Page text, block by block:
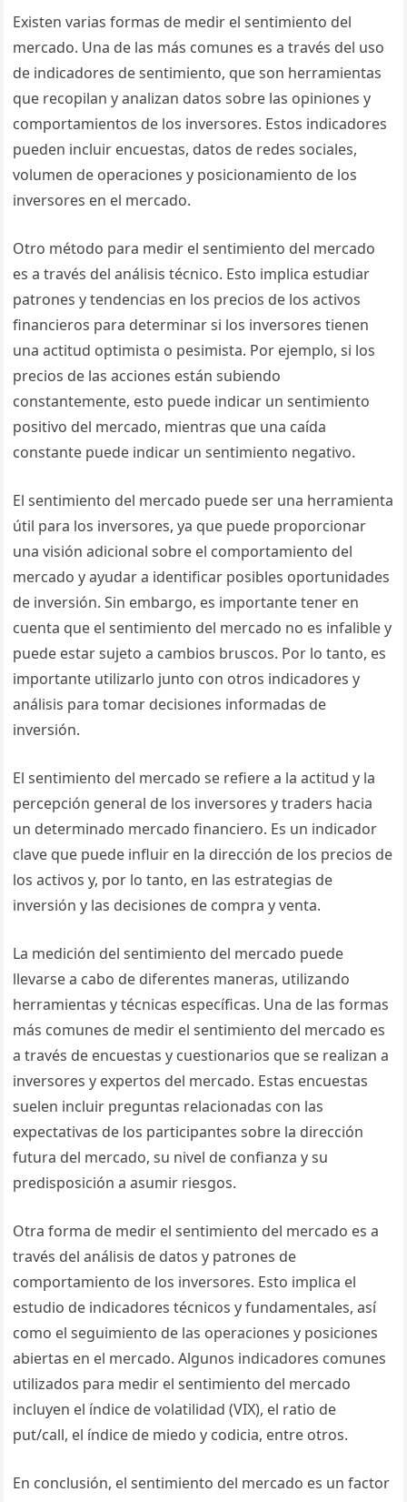
Existen varias formas de medir el sentimiento del
mercado. Una de las más comunes es a través del uso
de indicadores de sentimiento, que son herramientas
que recopilan y analizan datos sobre las opiniones y
comportamientos de los inversores. Estos indicadores
pueden incluir encuestas, datos de redes sociales,
volumen de operaciones y posicionamiento de los
inversores en el mercado.
Otro método para medir el sentimiento del mercado
es a través del análisis técnico. Esto implica estudiar
patrones y tendencias en los precios de los activos
financieros para determinar si los inversores tienen
una actitud optimista o pesimista. Por ejemplo, si los
precios de las acciones están subiendo
constantemente, esto puede indicar un sentimiento
positivo del mercado, mientras que una caída
constante puede indicar un sentimiento negativo.
El sentimiento del mercado puede ser una herramienta
útil para los inversores, ya que puede proporcionar
una visión adicional sobre el comportamiento del
mercado y ayudar a identificar posibles oportunidades
de inversión. Sin embargo, es importante tener en
cuenta que el sentimiento del mercado no es infalible y
puede estar sujeto a cambios bruscos. Por lo tanto, es
importante utilizarlo junto con otros indicadores y
análisis para tomar decisiones informadas de
inversión.
El sentimiento del mercado se refiere a la actitud y la
percepción general de los inversores y traders hacia
un determinado mercado financiero. Es un indicador
clave que puede influir en la dirección de los precios de
los activos y, por lo tanto, en las estrategias de
inversión y las decisiones de compra y venta.
La medición del sentimiento del mercado puede
llevarse a cabo de diferentes maneras, utilizando
herramientas y técnicas específicas. Una de las formas
más comunes de medir el sentimiento del mercado es
a través de encuestas y cuestionarios que se realizan a
inversores y expertos del mercado. Estas encuestas
suelen incluir preguntas relacionadas con las
expectativas de los participantes sobre la dirección
futura del mercado, su nivel de confianza y su
predisposición a asumir riesgos.
Otra forma de medir el sentimiento del mercado es a
través del análisis de datos y patrones de
comportamiento de los inversores. Esto implica el
estudio de indicadores técnicos y fundamentales, así
como el seguimiento de las operaciones y posiciones
abiertas en el mercado. Algunos indicadores comunes
utilizados para medir el sentimiento del mercado
incluyen el índice de volatilidad (VIX), el ratio de
put/call, el índice de miedo y codicia, entre otros.
En conclusión, el sentimiento del mercado es un factor